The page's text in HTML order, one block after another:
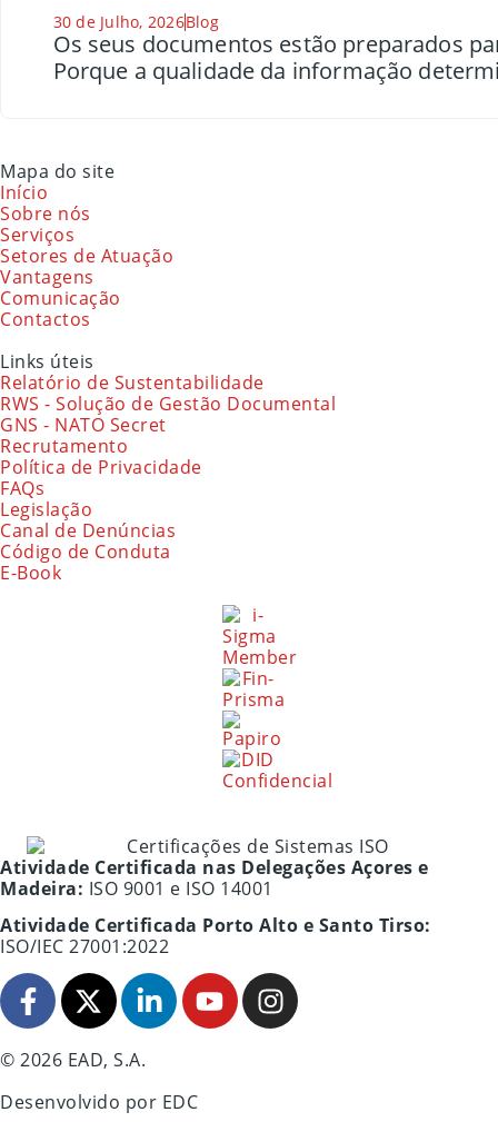
30 de Julho, 2026Blog
Os seus documentos estão preparados
Porque a qualidade da informação
Mapa do site
Início
Sobre nós
Serviços
Setores de Atuação
Vantagens
Comunicação
Contactos
Links úteis
Relatório de Sustentabilidade
RWS - Solução de Gestão Documental
GNS - NATO Secret
Recrutamento
Política de Privacidade
FAQs
Legislação
Canal de Denúncias
Código de Conduta
E-Book
Atividade Certificada nas Delegações Açores e
Madeira: ISO 9001 e ISO 14001
Atividade Certificada Porto Alto e Santo Tirso:
ISO/IEC 27001:2022
© 2026 EAD, S.A.
Desenvolvido por EDC